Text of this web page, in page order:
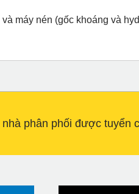
máy nén (gốc khoáng và
phân phối được tuyển